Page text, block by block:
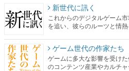
新世代に訊く
これからのデジタルゲーム
を追い、彼らのルーツと情熱
ゲーム世代の作家たち
ゲームに多大な影響を受け
のコンテンツ産業やカルチ